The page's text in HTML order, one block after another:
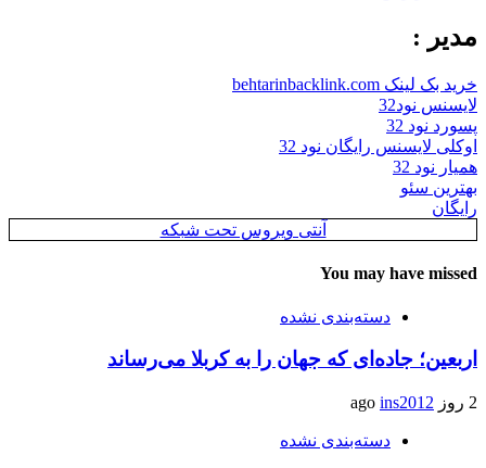
مدیر :
خرید بک لینک behtarinbacklink.com
لایسنس نود32
پسورد نود 32
اوکلی لایسنس رایگان نود 32
همیار نود 32
بهترین سئو
رایگان
آنتی ویروس تحت شبکه
You may have missed
دسته‌بندی نشده
اربعین؛ جاده‌ای که جهان را به کربلا می‌رساند
2 روز ago ins2012
دسته‌بندی نشده